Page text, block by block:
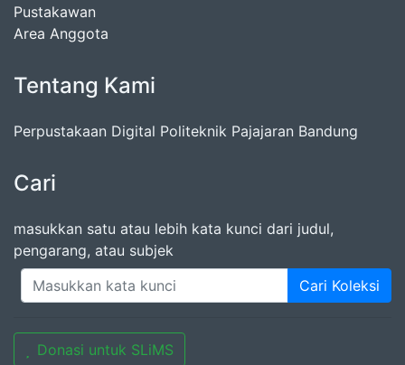
Pustakawan
Area Anggota
Tentang Kami
Perpustakaan Digital Politeknik Pajajaran Bandung
Cari
masukkan satu atau lebih kata kunci dari judul,
pengarang, atau subjek
Cari Koleksi
Donasi untuk SLiMS